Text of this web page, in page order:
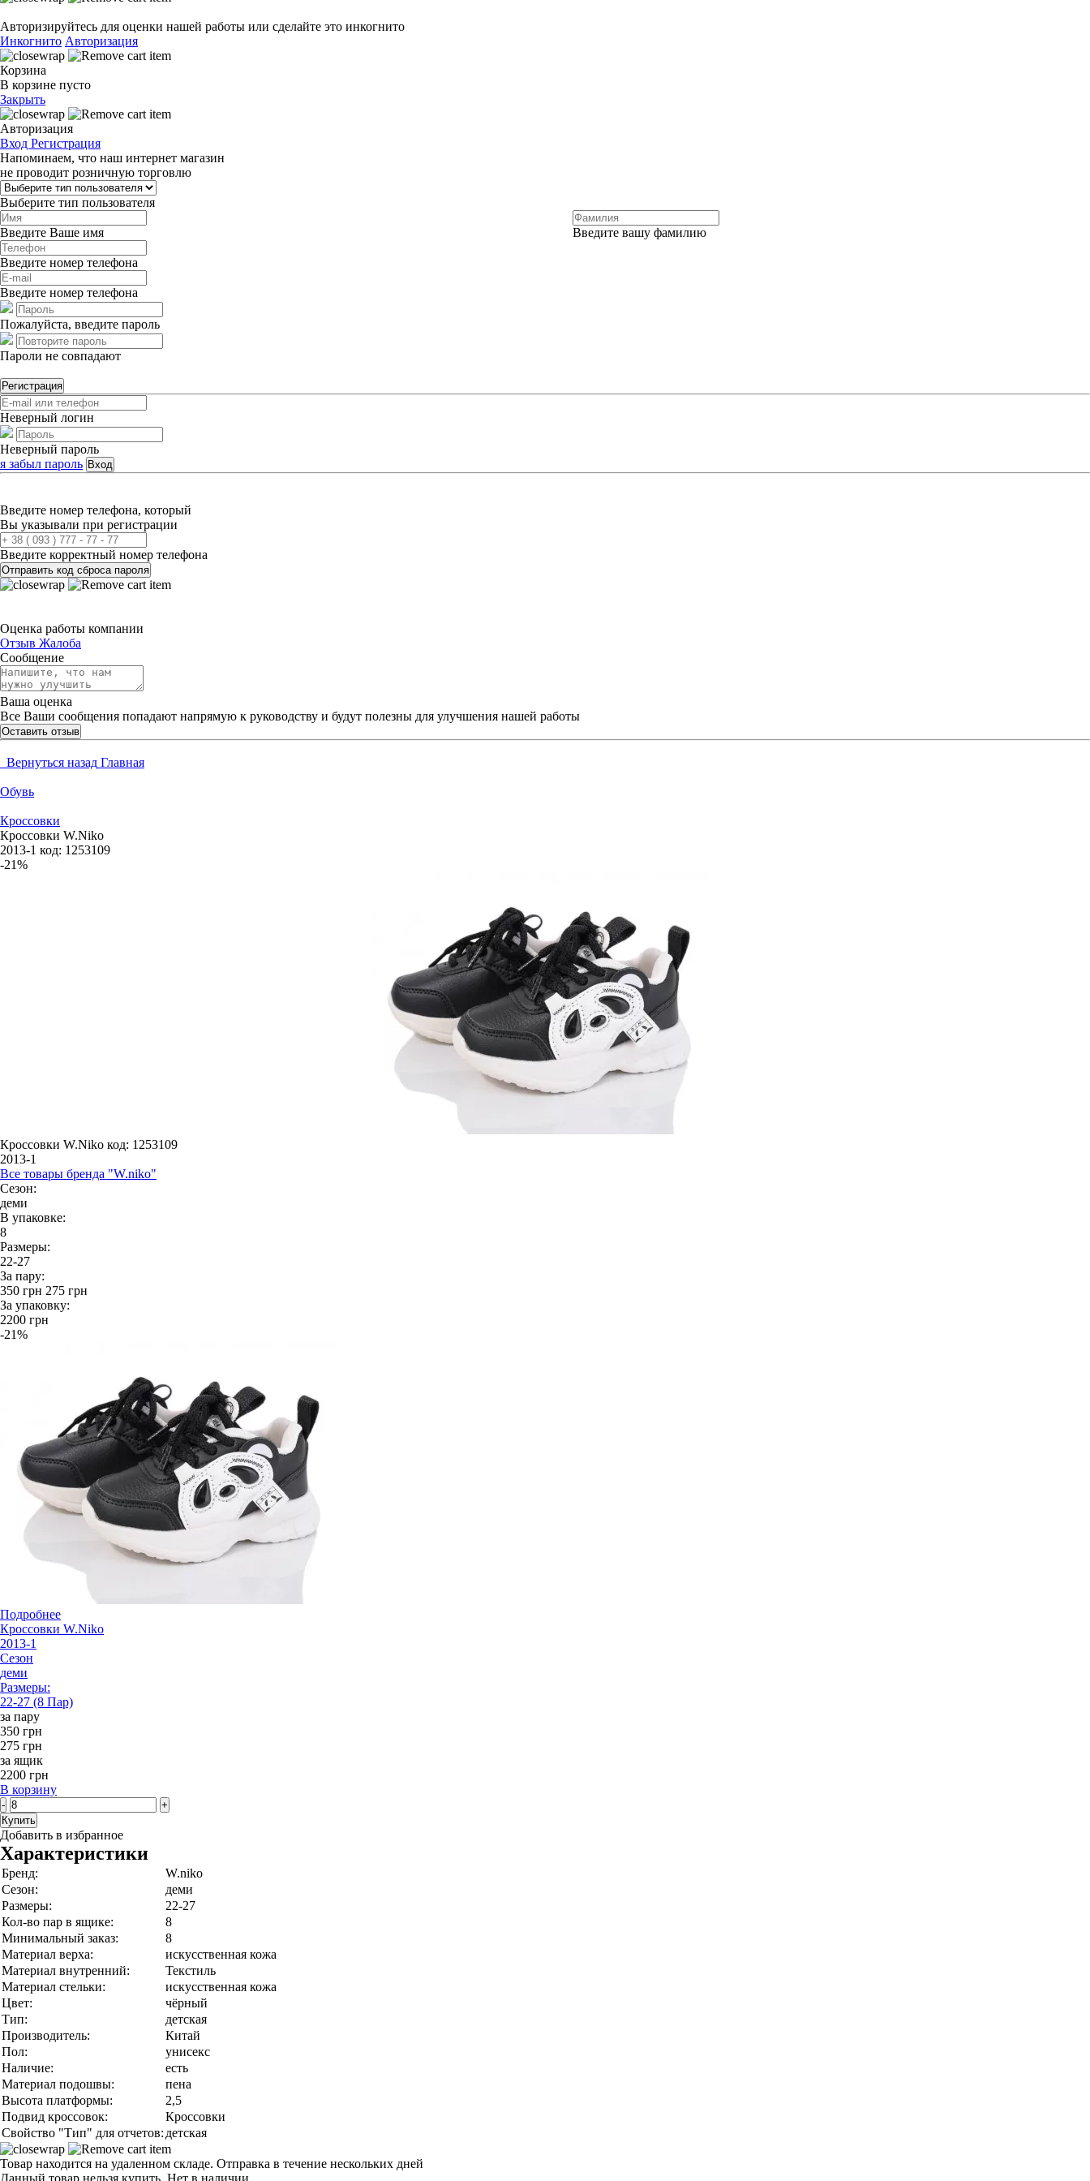
Авторизируйтесь для оценки нашей работы или сделайте это инкогнито
Инкогнито Авторизация
Корзина
В корзине пусто
Закрыть
Авторизация
Вход Регистрация
Напоминаем, что наш интернет магазин
не проводит розничную торговлю
Выберите тип пользователя
Введите Ваше имя Введите вашу фамилию
Введите номер телефона
Введите номер телефона
Пожалуйста, введите пароль
Пароли не совпадают
Регистрация
Неверный логин
Неверный пароль
я забыл пароль Вход
Введите номер телефона, который
Вы указывали при регистрации
Введите корректный номер телефона
Отправить код сброса пароля
Оценка работы компании
Отзыв Жалоба
Сообщение
Ваша оценка
Все Ваши сообщения попадают напрямую к руководству и будут полезны для улучшения нашей работы
Оставить отзыв
Вернуться назад Главная
Обувь
Кроссовки
Кроссовки W.Niko
2013-1 код: 1253109
-21%
Кроссовки W.Niko код: 1253109
2013-1
Все товары бренда "W.niko"
Сезон:
деми
В упаковке:
8
Размеры:
22-27
За пару:
350 грн 275 грн
За упаковку:
2200 грн
-21%
Подробнее
Кроссовки W.Niko
2013-1
Сезон
деми
Размеры:
22-27 (8 Пар)
за пару
350 грн
275 грн
за ящик
2200 грн
В корзину
-
+
Купить
Добавить в избранное
Характеристики
Бренд:
W.niko
Сезон:
деми
Размеры:
22-27
Кол-во пар в ящике:
8
Минимальный заказ:
8
Материал верха:
искусственная кожа
Материал внутренний:
Текстиль
Материал стельки:
искусственная кожа
Цвет:
чёрный
Тип:
детская
Производитель:
Китай
Пол:
унисекс
Наличие:
есть
Материал подошвы:
пена
Высота платформы:
2,5
Подвид кроссовок:
Кроссовки
Свойство "Тип" для отчетов: детская
Товар находится на удаленном складе. Отправка в течение нескольких дней
Данный товар нельзя купить. Нет в наличии.